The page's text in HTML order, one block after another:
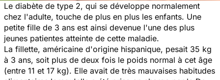
Le diabète de type 2, qui se développe normalement
chez l'adulte, touche de plus en plus les enfants. Une
petite fille de 3 ans est ainsi devenue l'une des plus
jeunes patientes atteinte de cette maladie.
La fillette, américaine d'origine hispanique, pesait 35 kg
à 3 ans, soit plus de deux fois le poids normal à cet âge
(entre 11 et 17 kg). Elle avait de très mauvaises habitudes